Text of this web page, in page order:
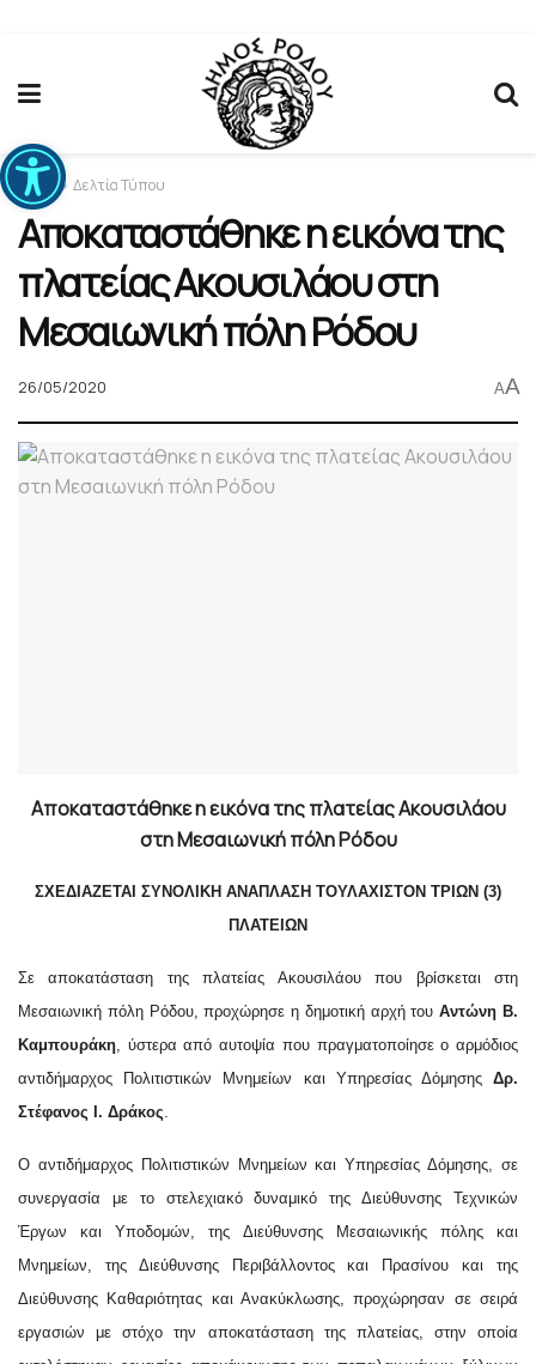
Ανοίξτε τη γραμμή εργαλείων
Home Δελτία Τύπου
Αποκαταστάθηκε η εικόνα της
πλατείας Ακουσιλάου στη
Μεσαιωνική πόλη Ρόδου
26/05/2020 AA
Αποκαταστάθηκε η εικόνα της πλατείας Ακουσιλάου
στη Μεσαιωνική πόλη Ρόδου
ΣΧΕΔΙΑΖΕΤΑΙ ΣΥΝΟΛΙΚΗ ΑΝΑΠΛΑΣΗ ΤΟΥΛΑΧΙΣΤΟΝ ΤΡΙΩΝ (3)
ΠΛΑΤΕΙΩΝ
Σε αποκατάσταση της πλατείας Ακουσιλάου που βρίσκεται στη
Μεσαιωνική πόλη Ρόδου, προχώρησε η δημοτική αρχή τουΑντώνη Β.
Καμπουράκη, ύστερα από αυτοψία που πραγματοποίησε ο αρμόδιος
αντιδήμαρχος Πολιτιστικών Μνημείων και Υπηρεσίας Δόμησης Δρ.
Στέφανος Ι. Δράκος.
Ο αντιδήμαρχος Πολιτιστικών Μνημείων και Υπηρεσίας Δόμησης, σε
συνεργασία με το στελεχιακό δυναμικό της Διεύθυνσης Τεχνικών
Έργων και Υποδομών, της Διεύθυνσης Μεσαιωνικής πόλης και
Μνημείων, της Διεύθυνσης Περιβάλλοντος και Πρασίνου και της
Διεύθυνσης Καθαριότητας και Ανακύκλωσης, προχώρησαν σε σειρά
εργασιών με στόχο την αποκατάσταση της πλατείας, στην οποία